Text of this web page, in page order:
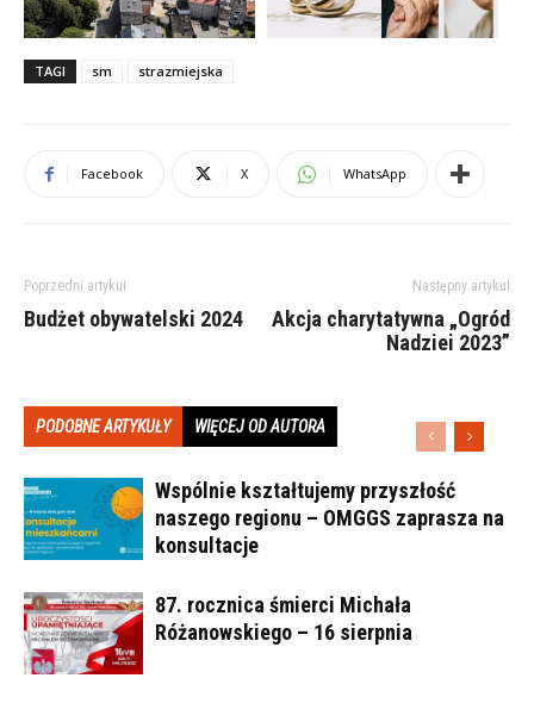
TAGI sm strazmiejska
Facebook X WhatsApp
Poprzedni artykuł
Budżet obywatelski 2024
Następny artykuł
Akcja charytatywna „Ogród
Nadziei 2023”
PODOBNE ARTYKUŁY WIĘCEJ OD AUTORA
Wspólnie kształtujemy przyszłość
naszego regionu – OMGGS zaprasza na
konsultacje
87. rocznica śmierci Michała
Różanowskiego – 16 sierpnia